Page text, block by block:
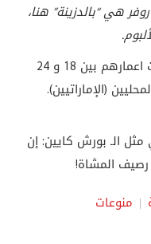
هي “بالدزينة” هنا،
الطلاب الذين يقودون هذه السيارات اعمارهم بين 18 و 24
(الإماراتيين).
الـ بورش كايين: إن
المشاة!
منوعات